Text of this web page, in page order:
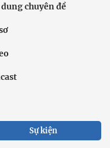
chuyên đề
Sự kiện